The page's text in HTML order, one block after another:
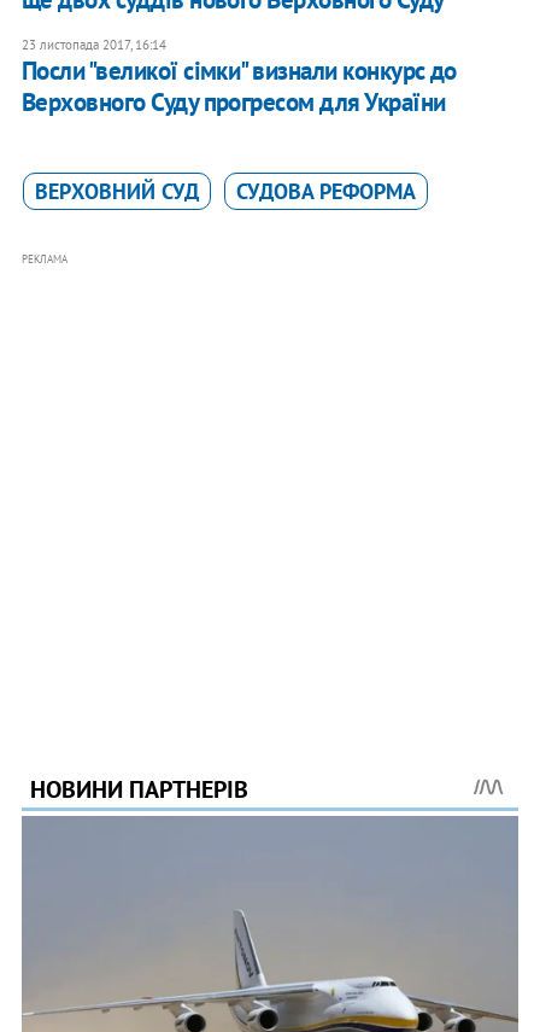
23 листопада 2017, 16:14
Посли "великої сімки" визнали конкурс до
Верховного Суду прогресом для України
ВЕРХОВНИЙ СУД СУДОВА РЕФОРМА
РЕКЛАМА